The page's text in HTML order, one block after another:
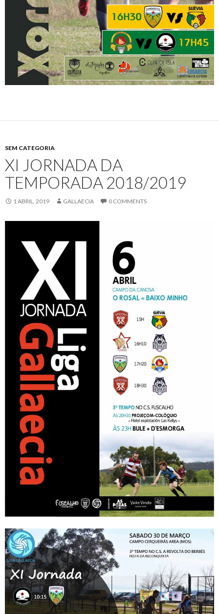
SEM CATEGORIA
XI JORNADA DA
TEMPORADA 2018/2019
1 ABRIL, 2019 GALLAECIA 0 COMMENTS